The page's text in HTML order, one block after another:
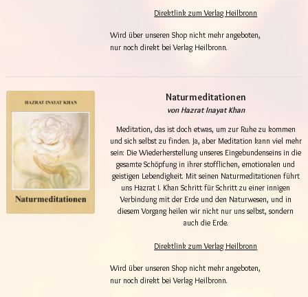
Direktlink zum Verlag Heilbronn
Wird über unseren Shop nicht mehr angeboten,
nur noch direkt bei Verlag Heilbronn.
Naturmeditationen
von Hazrat Inayat Khan
Meditation, das ist doch etwas, um zur Ruhe zu kommen
und sich selbst zu finden. Ja, aber Meditation kann viel mehr
sein: Die Wiederherstellung unseres Eingebundenseins in die
gesamte Schöpfung in ihrer stofflichen, emotionalen und
geistigen Lebendigkeit. Mit seinen Naturmeditationen führt
uns Hazrat I. Khan Schritt für Schritt zu einer innigen
Verbindung mit der Erde und den Naturwesen, und in
diesem Vorgang heilen wir nicht nur uns selbst, sondern
auch die Erde.
Direktlink zum Verlag Heilbronn
Wird über unseren Shop nicht mehr angeboten,
nur noch direkt bei Verlag Heilbronn.